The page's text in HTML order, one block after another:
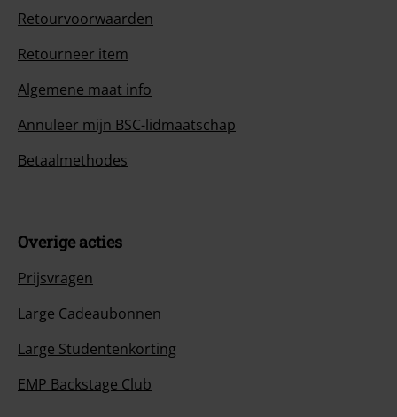
Retourvoorwaarden
Retourneer item
Algemene maat info
Annuleer mijn BSC-lidmaatschap
Betaalmethodes
Overige acties
Prijsvragen
Large Cadeaubonnen
Large Studentenkorting
EMP Backstage Club